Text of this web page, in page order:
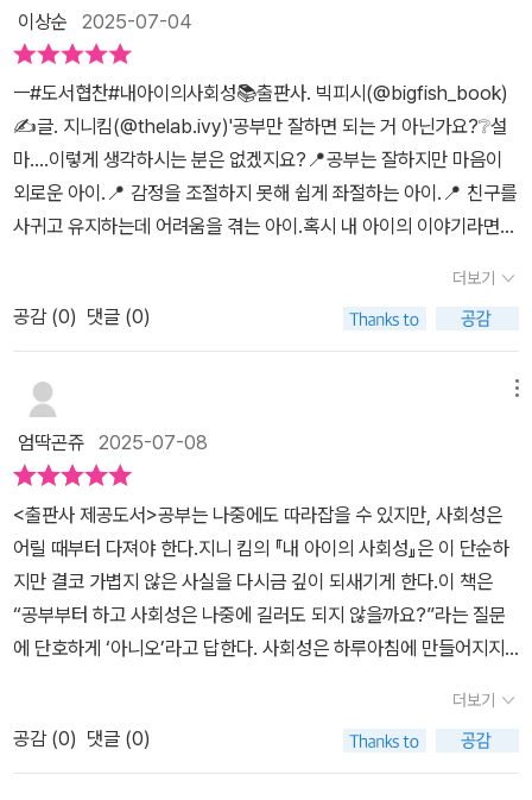
불리하면 판을 엎어버리거나 규칙은 무시한답니다. 이런 아이들에게
는 승패가 없는 게임을 하거나 팀 게임을 해서 대결이 아닌 협동을 하
도록 하는 팁을 얻어서 너무 좋았답니다.또, 아이들이 학교나 유치원
에서 교우 문제를 겪을 수 있는 다양한 사례가 있어서 유익했어요. 각
상황의 문제점과 해결책들이 소개되어 있으니 아이들에게 하나하나
적용해 보는 것도 좋을 거 같아요^^
이상순 2025-07-04
ㅡ#도서협찬#내아이의사회성📚출판사. 빅피시(@bigfish_book)
✍️글. 지니킴(@thelab.ivy)'공부만 잘하면 되는 거 아닌가요?❔️설
마....이렇게 생각하시는 분은 없겠지요?📍공부는 잘하지만 마음이
외로운 아이.📍 감정을 조절하지 못해 쉽게 좌절하는 아이.📍 친구를
사귀고 유지하는데 어려움을 겪는 아이.혹시 내 아이의 이야기라면
는 친구의 폭은 좁지만,깊이를 두는 편이고,루야는 친구의 폭은 넓지
만,깊이를 두는 친구는 일부에요.상대적인 두 친구들을 마주하면서걱
정스러운 부분들이 제 눈에 자꾸 보였어요.시간이 지날수록,아이들이
지니고 있는 고유성이 꼭 나쁜것 만은 아니라는 생각이 들었고,부족
있는 요즘입니다.🫶📌아이의 사회성을 기른다는 것은,작은 능력들이
서로 연결될 때 비로소 완성되는 역량이니 아이의 기질을 이해하며,
채워 나간다면 자라나가는 과정을 만날수 있을 거예요!사회성이란 친
구와 잘 지내는 능력의 그 이상을 의미하고 있으니까요!이 책에서는
두 가지 큰 시선으로 나누에 바라보고,사회성을 11개의 조각들로 쪼
개여 살펴보고 있어요.📍<나>라는 시선,자신을 이해하고 사랑하는
것에서 출발✔️자기 신뢰 ✔️자기 인식✔️자기 표현✔️자기 조절✔️경계
5가지 사회적 역량을 토대로아이의 내면에 튼튼히 자리 잡도록 도와
야 해요.📍<우리>라는 시선,우리를 향한 시선을 돌려 준비가 되고,
더보기
공감 (0) 댓글 (0)
엄딱곤쥬 2025-07-08
<출판사 제공도서>공부는 나중에도 따라잡을 수 있지만, 사회성은
어릴 때부터 다져야 한다.​​​지니 킴의 『내 아이의 사회성』은 이 단순하
지만 결코 가볍지 않은 사실을 다시금 깊이 되새기게 한다.​​​이 책은
“공부부터 하고 사회성은 나중에 길러도 되지 않을까요?”라는 질문
에 단호하게 ‘아니오’라고 답한다. 사회성은 하루아침에 만들어지지
려 사회성은 시간이 걸리는 훈련이며, 다양한 경험과 감정을 통해 차
곡차곡 쌓아가는 내면의 퍼즐과도 같다.​​​책에서 제시하는 사회성의 다
섯 가지 핵심 역량은 ‘자기 인식, 자기 표현, 자기 조절, 경계, 자기 신
더보기
공감 (0) 댓글 (0)